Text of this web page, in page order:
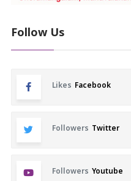
Follow Us
Likes Facebook
Followers Twitter
Followers Youtube